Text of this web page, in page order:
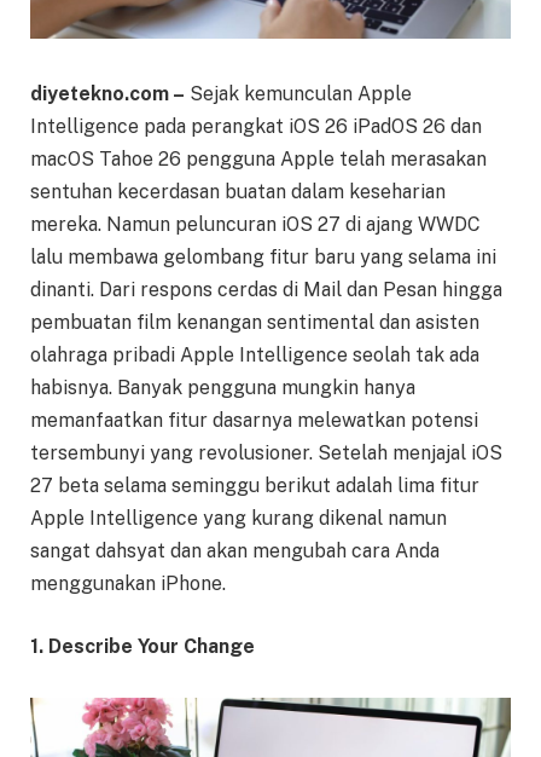
diyetekno.com – Sejak kemunculan Apple
Intelligence pada perangkat iOS 26 iPadOS 26 dan
macOS Tahoe 26 pengguna Apple telah merasakan
sentuhan kecerdasan buatan dalam keseharian
mereka. Namun peluncuran iOS 27 di ajang WWDC
lalu membawa gelombang fitur baru yang selama ini
dinanti. Dari respons cerdas di Mail dan Pesan hingga
pembuatan film kenangan sentimental dan asisten
olahraga pribadi Apple Intelligence seolah tak ada
habisnya. Banyak pengguna mungkin hanya
memanfaatkan fitur dasarnya melewatkan potensi
tersembunyi yang revolusioner. Setelah menjajal iOS
27 beta selama seminggu berikut adalah lima fitur
Apple Intelligence yang kurang dikenal namun
sangat dahsyat dan akan mengubah cara Anda
menggunakan iPhone.
1. Describe Your Change